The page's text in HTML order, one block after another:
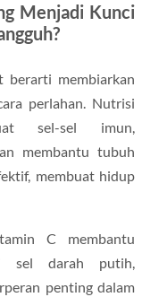
Menjadi Kunci
berarti membiarkan
perlahan. Nutrisi
sel-sel imun,
membantu tubuh
membuat hidup
C membantu
sel darah putih,
penting dalam